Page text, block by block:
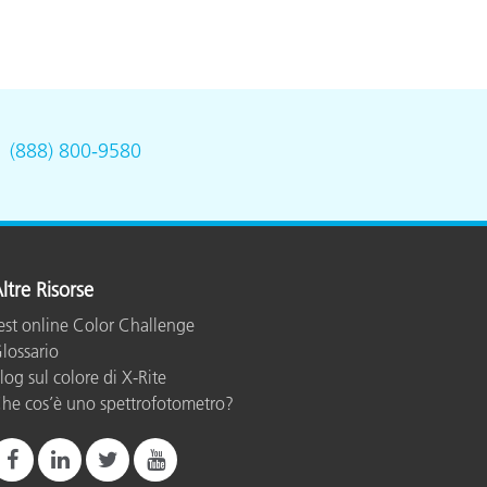
(888) 800-9580
Risorse
online Color Challenge
sul colore di X-Rite
cos’è uno spettrofotometro?